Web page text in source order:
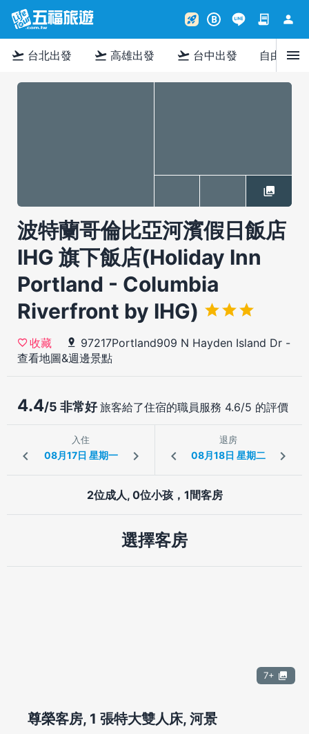
rocket_launch B contract person
flight_takeoff 台北出發 flight_takeoff 高雄出發 flight_takeoff 台中出發 自由行menu
波特蘭哥倫比亞河濱假日飯店
IHG 旗下飯店(Holiday Inn
Portland - Columbia
Riverfront by IHG)
收藏 97217Portland909 N Hayden Island Dr -
查看地圖&週邊景點
4.4/5 非常好旅客給了住宿的職員服務 4.6/5 的評價
入住 退房
2位成人, 0位小孩，1間客房
選擇客房
7+
尊榮客房, 1 張特大雙人床, 河景